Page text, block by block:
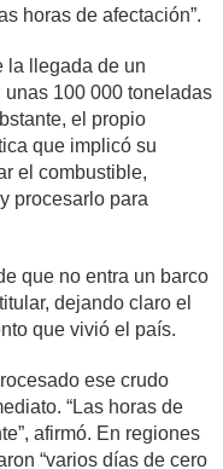
horas de afectación”.
la llegada de un
100 000 toneladas
el propio
que implicó su
el combustible,
procesarlo para
que no entra un barco
dejando claro el
que vivió el país.
ese crudo
“Las horas de
afirmó. En regiones
“varios días de cero